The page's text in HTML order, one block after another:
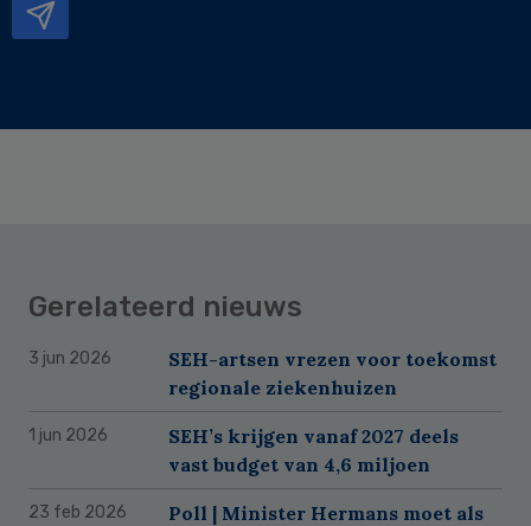
Gerelateerd nieuws
3 jun 2026
SEH-artsen vrezen voor toekomst
regionale ziekenhuizen
1 jun 2026
SEH’s krijgen vanaf 2027 deels
vast budget van 4,6 miljoen
23 feb 2026
Poll | Minister Hermans moet als